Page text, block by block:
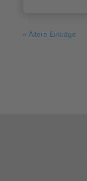
« Ältere Einträge